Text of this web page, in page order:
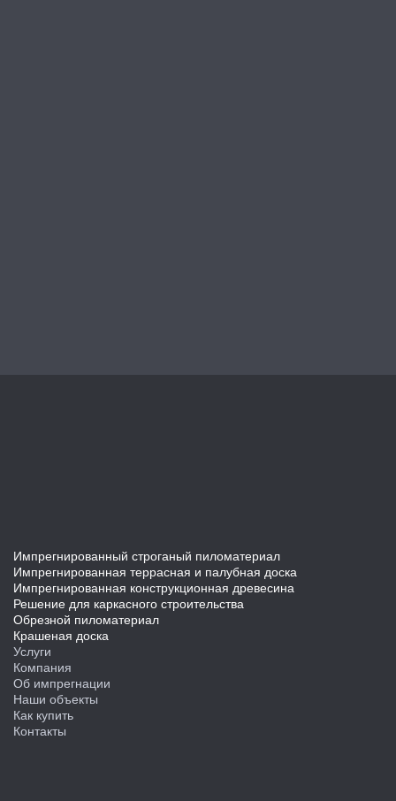
Импрегнированный строганый пиломатериал
Импрегнированная террасная и палубная доска
Импрегнированная конструкционная древесина
Решение для каркасного строительства
Обрезной пиломатериал
Крашеная доска
Услуги
Компания
Об импрегнации
Наши объекты
Как купить
Контакты